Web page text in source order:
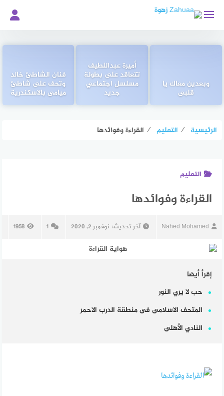
وبعدين معاك يا
قلبى
أميرة عبداللطيف
تتعاقد على بطولة
مسلسل اجتماعي
جديد
فنان الشاطئ خالد
وتحف على شاطئ
ميامى بالاسكندرية
الرئيسية ⁄ التعليم ⁄ القراءة وفوائدها
التعليم
القراءة وفوائدها
Nahed Mohamed آخر تحديث: نوفمبر 2, 2020 1
1958
إقرأ أيضا
حب لا يري النور
المتحف الاسلامى فى منطقة الدرب الاحمر
النادي الأهلى